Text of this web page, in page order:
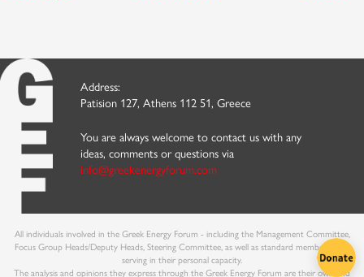
Address:
Patision 127, Athens 112 51, Greece
You are always welcome to contact us with any
ideas, comments or questions via
info@greekenergyforum.com
All individuals involved in the Greek Energy Forum - including the Management Committee,
Focus Group Heads/Deputy Heads, Steering Committee, as well as standard members - are
serving in their personal capacity.
The analysis and opinions they express through the Greek Energy Forum are their own and